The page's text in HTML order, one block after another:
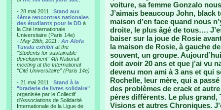
- 28 mai 2011 : Stand aux
4ème rencontres nationales
des étudiants pour le DD à
la Cité Internationale
Universitaire (Paris 14e)
- May 28th, 2011 : An Alofa
Tuvalu exhibit at the
“Students for sustainable
development” 4th National
meeting at the International
“Cité Universitaire” (Paris 14e)
- 21 mai 2011 : Stand à la
"braderie de livres solidaire"
organisée par le Collectif
d'Associations de Solidarité
Internationale de la Ligue de
voiture, sa femme Gonzalo
J’aimais beaucoup John, black
maison d’en face quand nous
droite, le plus âgé de tous….
baiser sur la joue de Rosie
la maison de Rosie, à gauche
souvent, un groupe.
doit avoir 20 ans et que j’ai vu
devenu mon ami à 3 ans et qui
Rochelle, leur mère, qui a
des problèmes de crack et
pères différents. Le plus
Visions et autres Chroniques.